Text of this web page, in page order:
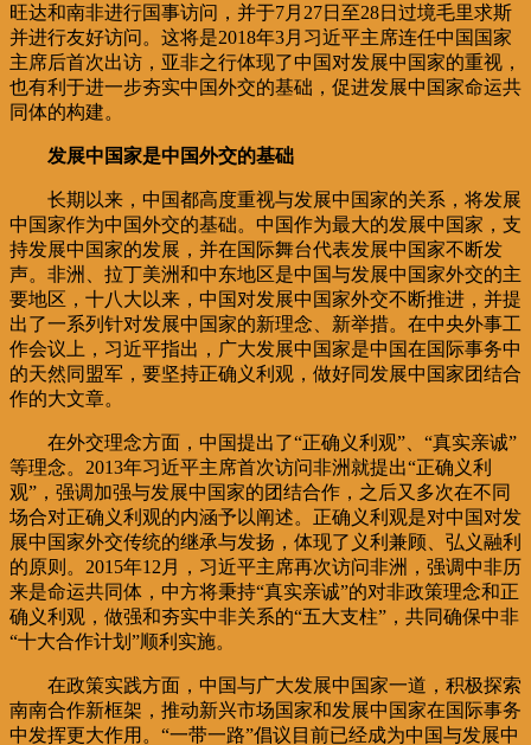
旺达和南非进行国事访问，并于7月27日至28日过境毛里求斯
并进行友好访问。这将是2018年3月习近平主席连任中国国家
主席后首次出访，亚非之行体现了中国对发展中国家的重视，
也有利于进一步夯实中国外交的基础，促进发展中国家命运共
同体的构建。
发展中国家是中国外交的基础
长期以来，中国都高度重视与发展中国家的关系，将发展
中国家作为中国外交的基础。中国作为最大的发展中国家，支
持发展中国家的发展，并在国际舞台代表发展中国家不断发
声。非洲、拉丁美洲和中东地区是中国与发展中国家外交的主
要地区，十八大以来，中国对发展中国家外交不断推进，并提
出了一系列针对发展中国家的新理念、新举措。在中央外事工
作会议上，习近平指出，广大发展中国家是中国在国际事务中
的天然同盟军，要坚持正确义利观，做好同发展中国家团结合
作的大文章。
在外交理念方面，中国提出了“正确义利观”、“真实亲诚”
等理念。2013年习近平主席首次访问非洲就提出“正确义利
观”，强调加强与发展中国家的团结合作，之后又多次在不同
场合对正确义利观的内涵予以阐述。正确义利观是对中国对发
展中国家外交传统的继承与发扬，体现了义利兼顾、弘义融利
的原则。2015年12月，习近平主席再次访问非洲，强调中非历
来是命运共同体，中方将秉持“真实亲诚”的对非政策理念和正
确义利观，做强和夯实中非关系的“五大支柱”，共同确保中非
“十大合作计划”顺利实施。
在政策实践方面，中国与广大发展中国家一道，积极探索
南南合作新框架，推动新兴市场国家和发展中国家在国际事务
中发挥更大作用。“一带一路”倡议目前已经成为中国与发展中